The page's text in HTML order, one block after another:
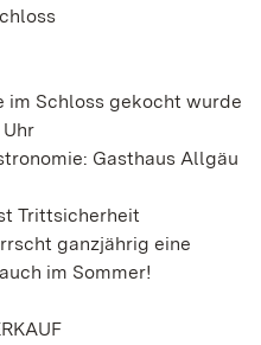
im Schloss gekocht wurde
Uhr
Gasthaus Allgäu
Trittsicherheit
ganzjährig eine
im Sommer!